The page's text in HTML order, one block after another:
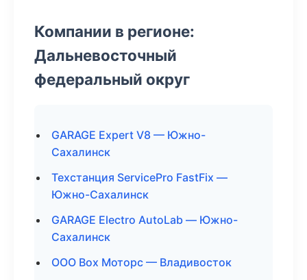
Компании в регионе:
Дальневосточный
федеральный округ
GARAGE Expert V8 — Южно-
Сахалинск
Техстанция ServicePro FastFix —
Южно-Сахалинск
GARAGE Electro AutoLab — Южно-
Сахалинск
ООО Box Моторс — Владивосток